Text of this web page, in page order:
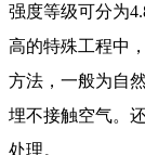
强度等级可分为
高的特殊工程中
方法，一般为自
埋不接触空气。
处理。